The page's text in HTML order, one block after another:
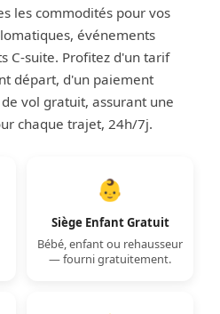
les commodités pour vos
événements
C-suite. Profitez d'un tarif
départ, d'un paiement
vol gratuit, assurant une
chaque trajet, 24h/7j.
👶
Siège Enfant Gratuit
Bébé, enfant ou rehausseur
— fourni gratuitement.